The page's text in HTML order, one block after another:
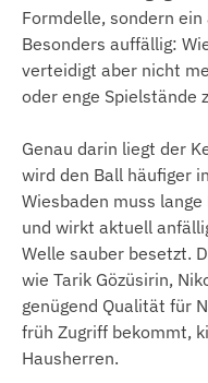
Formdelle, sondern
Besonders auffällig:
verteidigt aber nicht
oder enge Spielstände
Genau darin liegt der
wird den Ball häufiger
Wiesbaden muss
und wirkt aktuell
Welle sauber besetzt.
wie Tarik Gözüsirin,
genügend Qualität für
früh Zugriff bekommt,
Hausherren.